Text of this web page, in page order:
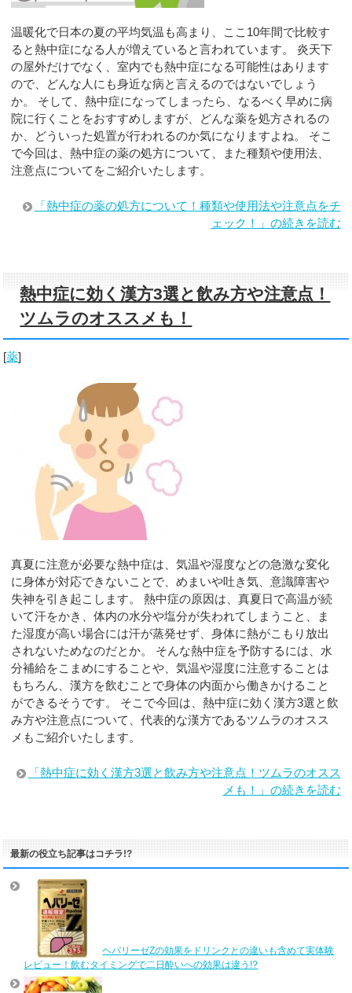
温暖化で日本の夏の平均気温も高まり、ここ10年間で比較す
ると熱中症になる人が増えていると言われています。 炎天下
の屋外だけでなく、室内でも熱中症になる可能性はあります
ので、どんな人にも身近な病と言えるのではないでしょう
か。 そして、熱中症になってしまったら、なるべく早めに病
院に行くことをおすすめしますが、どんな薬を処方されるの
か、どういった処置が行われるのか気になりますよね。 そこ
で今回は、熱中症の薬の処方について、また種類や使用法、
注意点についてをご紹介いたします。
「熱中症の薬の処方について！種類や使用法や注意点をチ
ェック！」の続きを読む
熱中症に効く漢方3選と飲み方や注意点！
ツムラのオススメも！
[薬]
真夏に注意が必要な熱中症は、気温や湿度などの急激な変化
に身体が対応できないことで、めまいや吐き気、意識障害や
失神を引き起こします。 熱中症の原因は、真夏日で高温が続
いて汗をかき、体内の水分や塩分が失われてしまうこと、ま
た湿度が高い場合には汗が蒸発せず、身体に熱がこもり放出
されないためなのだとか。 そんな熱中症を予防するには、水
分補給をこまめにすることや、気温や湿度に注意することは
もちろん、漢方を飲むことで身体の内面から働きかけること
ができるそうです。 そこで今回は、熱中症に効く漢方3選と飲
み方や注意点について、代表的な漢方であるツムラのオスス
メもご紹介いたします。
「熱中症に効く漢方3選と飲み方や注意点！ツムラのオスス
メも！」の続きを読む
最新の役立ち記事はコチラ!?
ヘパリーゼZの効果をドリンクとの違いも含めて実体験
レビュー！飲むタイミングで二日酔いへの効果は違う!?